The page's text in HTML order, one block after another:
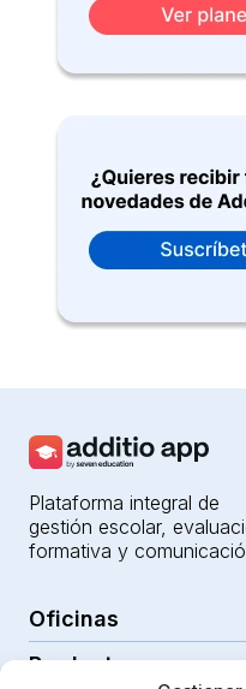
Plataforma integral de
gestión escolar,
formativa y
Oficinas
Productos